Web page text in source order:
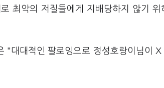
최악의 저질들에게 지배당하지 않기 위
"대대적인 팔로잉으로 정성호랑이님이 X